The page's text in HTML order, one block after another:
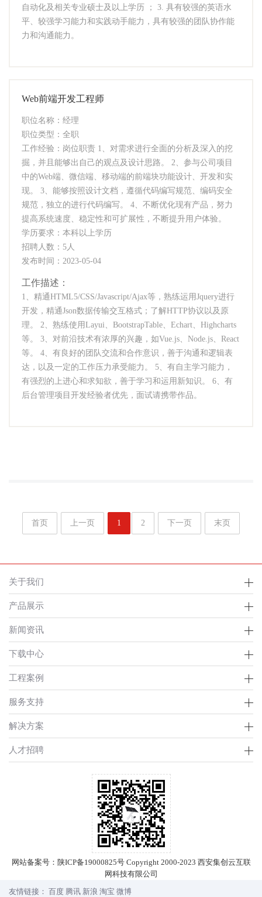
自动化及相关专业硕士及以上学历 ； 3. 具有较强的英语水
平、较强学习能力和实践动手能力，具有较强的团队协作能
力和沟通能力。
Web前端开发工程师
职位名称：经理
职位类型：全职
工作经验：岗位职责 1、对需求进行全面的分析及深入的挖
掘，并且能够出自己的观点及设计思路。 2、参与公司项目
中的Web端、微信端、移动端的前端块功能设计、开发和实
现。 3、能够按照设计文档，遵循代码编写规范、编码安全
规范，独立的进行代码编写。 4、不断优化现有产品，努力
提高系统速度、稳定性和可扩展性，不断提升用户体验。
学历要求：本科以上学历
招聘人数：5人
发布时间：2023-05-04
工作描述：
1、精通HTML5/CSS/Javascript/Ajax等，熟练运用Jquery进行
开发，精通Json数据传输交互格式；了解HTTP协议以及原
理。 2、熟练使用Layui、BootstrapTable、Echart、Highcharts
等。 3、对前沿技术有浓厚的兴趣，如Vue.js、Node.js、React
等。 4、有良好的团队交流和合作意识，善于沟通和逻辑表
达，以及一定的工作压力承受能力。 5、有自主学习能力，
有强烈的上进心和求知欲，善于学习和运用新知识。 6、有
后台管理项目开发经验者优先，面试请携带作品。
首页 上一页 1 2 下一页 末页
关于我们
产品展示
新闻资讯
下载中心
工程案例
服务支持
解决方案
人才招聘
网站备案号： 陕ICP备19000825号Copyright 2000-2023 西安集创云互联
网科技有限公司
友情链接： 百度 腾讯 新浪 淘宝 微博